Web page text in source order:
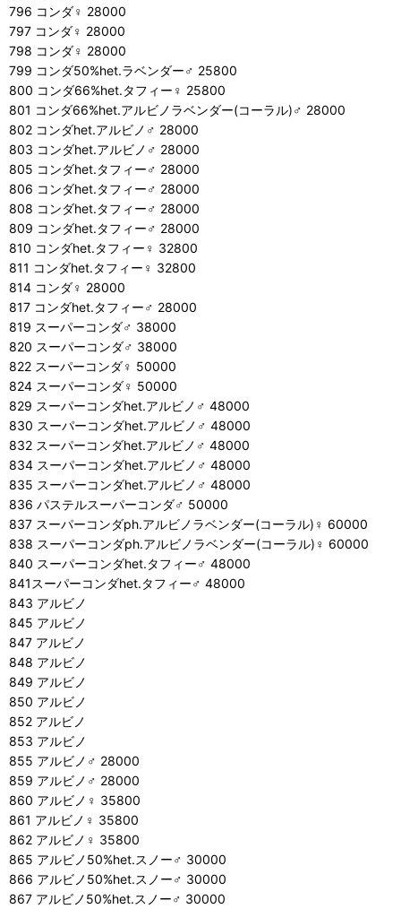
796 コンダ♀ 28000
797 コンダ♀ 28000
798 コンダ♀ 28000
799 コンダ50%het.ラベンダー♂ 25800
800 コンダ66%het.タフィー♀ 25800
801 コンダ66%het.アルビノラベンダー(コーラル)♂ 28000
802 コンダhet.アルビノ♂ 28000
803 コンダhet.アルビノ♂ 28000
805 コンダhet.タフィー♂ 28000
806 コンダhet.タフィー♂ 28000
808 コンダhet.タフィー♂ 28000
809 コンダhet.タフィー♂ 28000
810 コンダhet.タフィー♀ 32800
811 コンダhet.タフィー♀ 32800
814 コンダ♀ 28000
817 コンダhet.タフィー♂ 28000
819 スーパーコンダ♂ 38000
820 スーパーコンダ♂ 38000
822 スーパーコンダ♀ 50000
824 スーパーコンダ♀ 50000
829 スーパーコンダhet.アルビノ♂ 48000
830 スーパーコンダhet.アルビノ♂ 48000
832 スーパーコンダhet.アルビノ♂ 48000
834 スーパーコンダhet.アルビノ♂ 48000
835 スーパーコンダhet.アルビノ♂ 48000
836 パステルスーパーコンダ♂ 50000
837 スーパーコンダph.アルビノラベンダー(コーラル)♀ 60000
838 スーパーコンダph.アルビノラベンダー(コーラル)♀ 60000
840 スーパーコンダhet.タフィー♂ 48000
841スーパーコンダhet.タフィー♂ 48000
843 アルビノ
845 アルビノ
847 アルビノ
848 アルビノ
849 アルビノ
850 アルビノ
852 アルビノ
853 アルビノ
855 アルビノ♂ 28000
859 アルビノ♂ 28000
860 アルビノ♀ 35800
861 アルビノ♀ 35800
862 アルビノ♀ 35800
865 アルビノ50%het.スノー♂ 30000
866 アルビノ50%het.スノー♂ 30000
867 アルビノ50%het.スノー♂ 30000